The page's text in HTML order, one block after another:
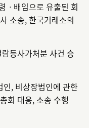
ㆍ배임으로 유출된 회
소송, 한국거래소의
등사가처분 사건 승
, 비상장법인에 관한
회 대응, 소송 수행